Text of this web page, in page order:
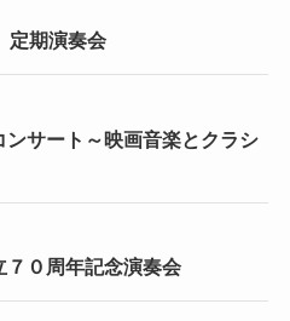
期演奏会
サート～映画音楽とクラシ
０周年記念演奏会